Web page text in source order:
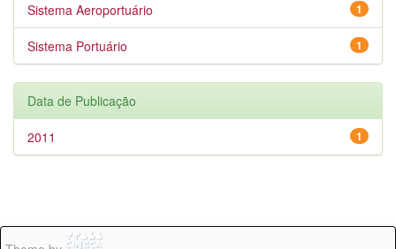
1
Sistema Aeroportuário
1
Sistema Portuário
Data de Publicação
1
2011